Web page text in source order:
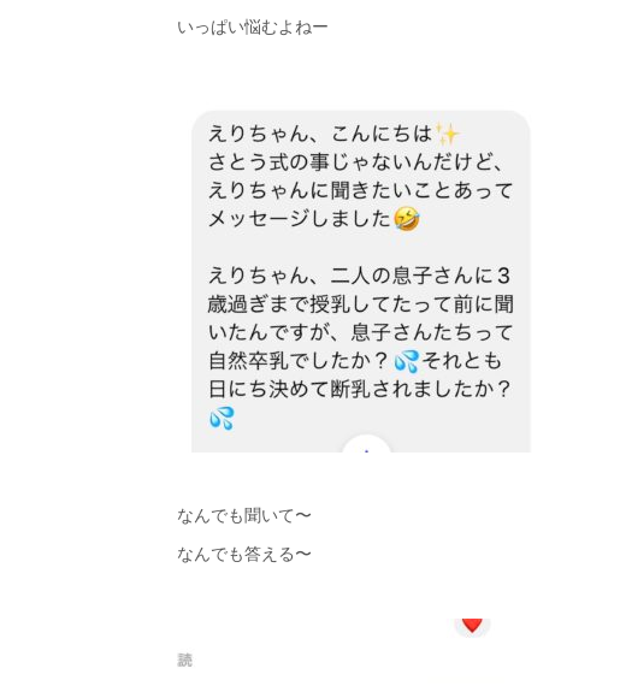
いっぱい悩むよねー
なんでも聞いて〜
なんでも答える〜